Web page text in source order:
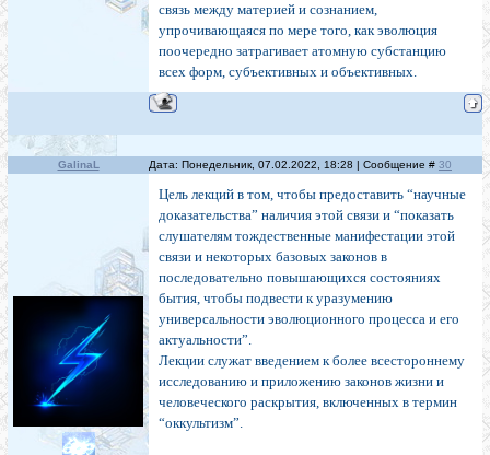
связь между материей и сознанием,
упрочивающаяся по мере того, как эволюция
поочередно затрагивает атомную субстанцию
всех форм, субъективных и объективных.
GalinaL Дата: Понедельник, 07.02.2022, 18:28 | Сообщение # 30
Цель лекций в том, чтобы предоставить “научные
доказательства” наличия этой связи и “показать
слушателям тождественные манифестации этой
связи и некоторых базовых законов в
последовательно повышающихся состояниях
бытия, чтобы подвести к уразумению
универсальности эволюционного процесса и его
актуальности”.
Лекции служат введением к более всестороннему
исследованию и приложению законов жизни и
человеческого раскрытия, включенных в термин
“оккультизм”.